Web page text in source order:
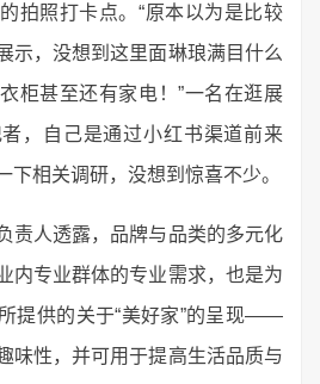
拍照打卡点。“原本以为是比较
示，没想到这里面琳琅满目什么
柜甚至还有家电！”一名在逛展
，自己是通过小红书渠道前来
下相关调研，没想到惊喜不少。
责人透露，品牌与品类的多元化
内专业群体的专业需求，也是为
提供的关于“美好家”的呈现——
味性，并可用于提高生活品质与